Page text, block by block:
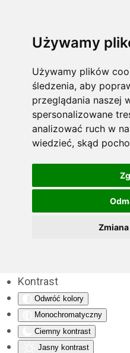
Używamy
Używamy plików
śledzenia, aby
przeglądania naszej
spersonalizowane
analizować ruch w
wiedzieć, skąd
Kontrast
Odwróć kolory
Monochromatyczny
Ciemny kontrast
Jasny kontrast